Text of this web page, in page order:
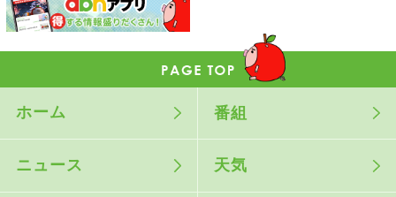
ホーム 番組
ニュース 天気